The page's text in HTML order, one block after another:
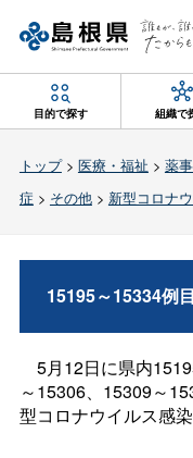
目的で探す 組織で
トップ> 医療・福祉 > 薬
症 > その他> 新型コロナ
15195～15334例
5月12日に県内
～15306、15309～
型コロナウイルス感